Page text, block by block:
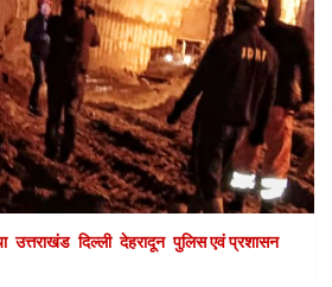
उत्तराखंड दिल्ली देहरादून पुलिस एवं प्रशासन